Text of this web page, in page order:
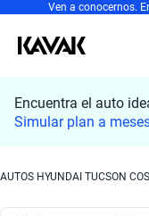
Ven a conocernos.
Encuentra el auto
Simular plan a
AUTOS HYUNDAI TUCSON